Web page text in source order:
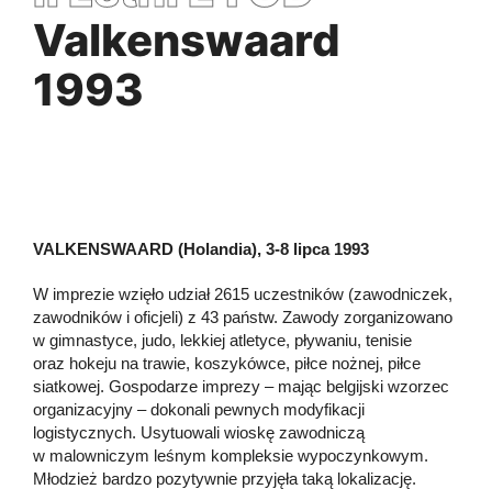
Valkenswaard
1993
VALKENSWAARD (Holandia), 3-8 lipca 1993
W imprezie wzięło udział 2615 uczestników (zawodniczek,
zawodników i oficjeli) z 43 państw. Zawody zorganizowano
w gimnastyce, judo, lekkiej atletyce, pływaniu, tenisie
oraz hokeju na trawie, koszykówce, piłce nożnej, piłce
siatkowej. Gospodarze imprezy – mając belgijski wzorzec
organizacyjny – dokonali pewnych modyfikacji
logistycznych. Usytuowali wioskę zawodniczą
w malowniczym leśnym kompleksie wypoczynkowym.
Młodzież bardzo pozytywnie przyjęła taką lokalizację.